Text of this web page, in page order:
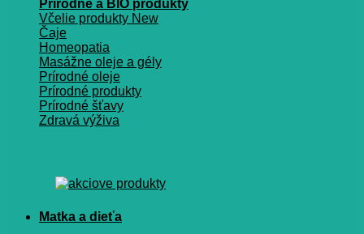
Prírodné a BIO produkty
Včelie produkty
Čaje
Homeopatia
Masážne oleje a gély
Prírodné oleje
Prírodné produkty
Prírodné šťavy
Zdravá výživa
Matka a dieťa